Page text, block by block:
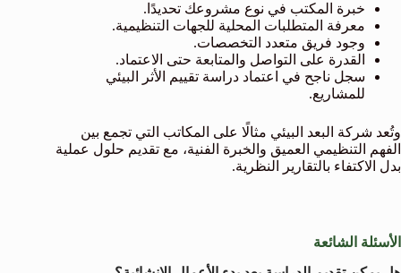
خبرة المكتب في نوع مشروعك تحديدًا.
معرفة المتطلبات المحلية للجهات التنظيمية.
وجود فريق متعدد التخصصات.
القدرة على التواصل والمتابعة حتى الاعتماد.
سجل ناجح في اعتماد دراسة تقييم الأثر البيئي
للمشاريع.
وتُعد شركة البعد البيئي مثالًا على المكاتب التي تجمع بين
الفهم التنظيمي العميق والخبرة الفنية، مع تقديم حلول عملية
بدل الاكتفاء بالتقارير النظرية.
الأسئلة الشائعة